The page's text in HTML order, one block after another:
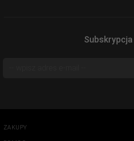
Subskrypcja
ZAKUPY